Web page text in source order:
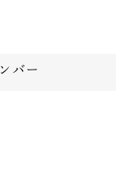
バー